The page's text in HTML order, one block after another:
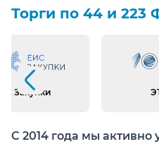
Торги по 44 и 223
Закупки
Предыдущий слайд
С 2014 года мы активно